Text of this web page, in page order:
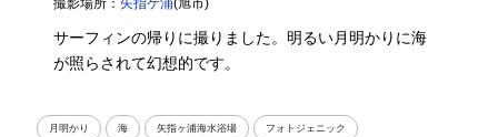
撮影場所：矢指ケ浦(旭市)
サーフィンの帰りに撮りました。明るい月明かりに海
が照らされて幻想的です。
月明かり 海 矢指ヶ浦海水浴場 フォトジェニック